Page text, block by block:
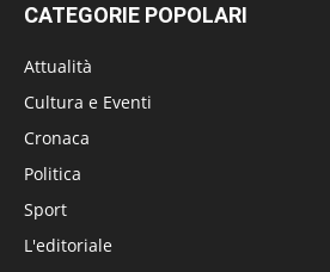
CATEGORIE POPOLARI
Attualità
Cultura e Eventi
Cronaca
Politica
Sport
L'editoriale